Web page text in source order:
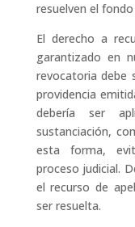
resuelven el
El derecho a
garantizado en
revocatoria debe
providencia
debería ser
sustanciación,
esta forma,
proceso judicial.
el recurso de
ser resuelta.